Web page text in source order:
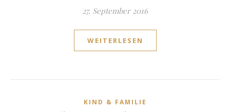
27. September 2016
WEITERLESEN
KIND & FAMILIE